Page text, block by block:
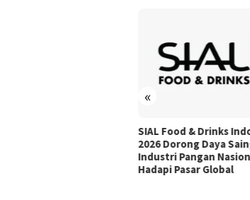
«
Hashim Kukuhkan 20
Baru, FORMAS Perkuat
Pengawalan Program
Pemerintah